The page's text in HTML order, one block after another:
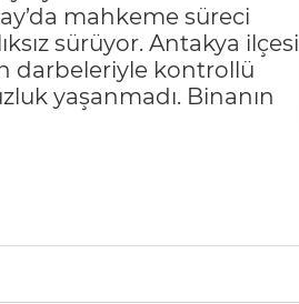
mahkeme süreci
sürüyor. Antakya ilçesi
darbeleriyle kontrollü
yaşanmadı. Binanın